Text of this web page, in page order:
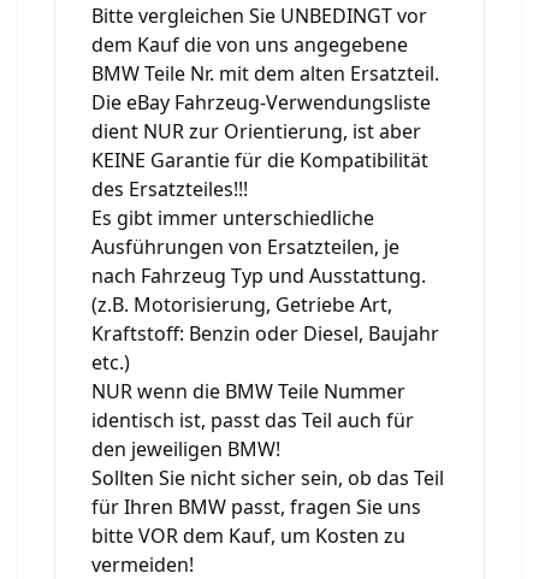
Bitte vergleichen Sie UNBEDINGT vor
dem Kauf die von uns angegebene
BMW Teile Nr. mit dem alten Ersatzteil.
Die eBay Fahrzeug-Verwendungsliste
dient NUR zur Orientierung, ist aber
KEINE Garantie für die Kompatibilität
des Ersatzteiles!!!
Es gibt immer unterschiedliche
Ausführungen von Ersatzteilen, je
nach Fahrzeug Typ und Ausstattung.
(z.B. Motorisierung, Getriebe Art,
Kraftstoff: Benzin oder Diesel, Baujahr
etc.)
NUR wenn die BMW Teile Nummer
identisch ist, passt das Teil auch für
den jeweiligen BMW!
Sollten Sie nicht sicher sein, ob das Teil
für Ihren BMW passt, fragen Sie uns
bitte VOR dem Kauf, um Kosten zu
vermeiden!